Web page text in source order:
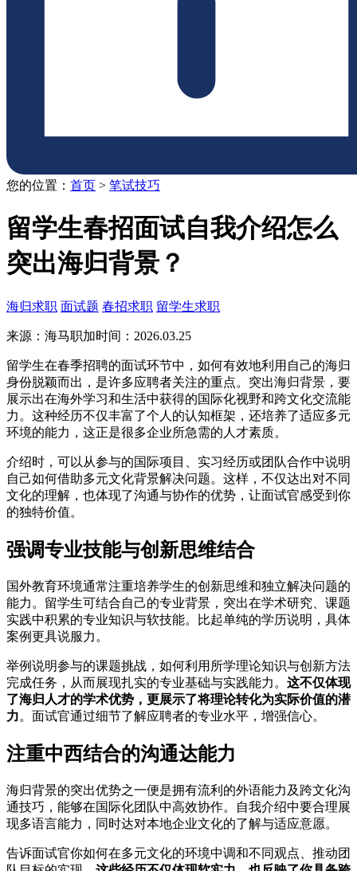
您的位置： 首页 > 笔试技巧
留学生春招面试自我介绍怎么
突出海归背景？
海归求职 面试题 春招求职 留学生求职
来源：海马职加时间：2026.03.25
留学生在春季招聘的面试环节中，如何有效地利用自己的海归
身份脱颖而出，是许多应聘者关注的重点。突出海归背景，要
展示出在海外学习和生活中获得的国际化视野和跨文化交流能
力。这种经历不仅丰富了个人的认知框架，还培养了适应多元
环境的能力，这正是很多企业所急需的人才素质。
介绍时，可以从参与的国际项目、实习经历或团队合作中说明
自己如何借助多元文化背景解决问题。这样，不仅达出对不同
文化的理解，也体现了沟通与协作的优势，让面试官感受到你
的独特价值。
强调专业技能与创新思维结合
国外教育环境通常注重培养学生的创新思维和独立解决问题的
能力。留学生可结合自己的专业背景，突出在学术研究、课题
实践中积累的专业知识与软技能。比起单纯的学历说明，具体
案例更具说服力。
举例说明参与的课题挑战，如何利用所学理论知识与创新方法
完成任务，从而展现扎实的专业基础与实践能力。 这不仅体现
了海归人才的学术优势，更展示了将理论转化为实际价值的潜
力。面试官通过细节了解应聘者的专业水平，增强信心。
注重中西结合的沟通达能力
海归背景的突出优势之一便是拥有流利的外语能力及跨文化沟
通技巧，能够在国际化团队中高效协作。自我介绍中要合理展
现多语言能力，同时达对本地企业文化的了解与适应意愿。
告诉面试官你如何在多元文化的环境中调和不同观点、推动团